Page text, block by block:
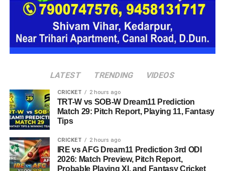
https://www.facebook.com/share/r/1D1dA1ecEx/
LATEST TRENDING VIDEOS
CRICKET 2 hours ago
TRT-W vs SOB-W Dream11 Prediction
Match 29: Pitch Report, Playing 11, Fantasy
Tips
CRICKET 2 hours ago
IRE vs AFG Dream11 Prediction 3rd ODI
2026: Match Preview, Pitch Report,
Probable Playing XI, and Fantasy Cricket